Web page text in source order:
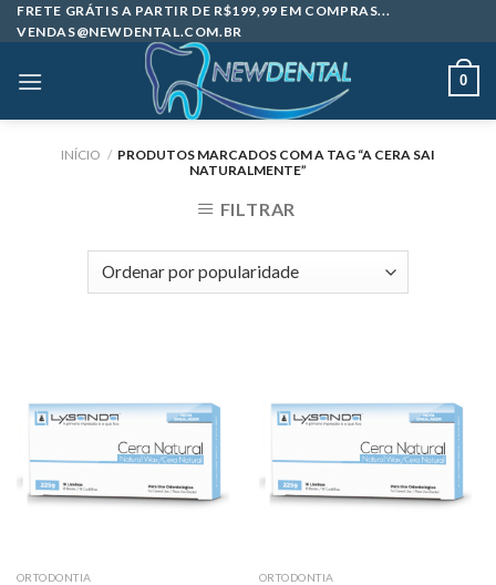
Skip
to
FRETE GRÁTIS A PARTIR DE R$199,99 EM COMPRAS...
VENDAS@NEWDENTAL.COM.BR
0
INÍCIO / PRODUTOS MARCADOS COM A TAG “A CERA SAI
NATURALMENTE”
FILTRAR
ORTODONTIA ORTODONTIA